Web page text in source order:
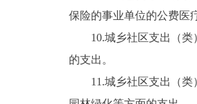
保险的事业单位的公费医
10.城乡社区支出（类）
的支出。
11.城乡社区支出（类）